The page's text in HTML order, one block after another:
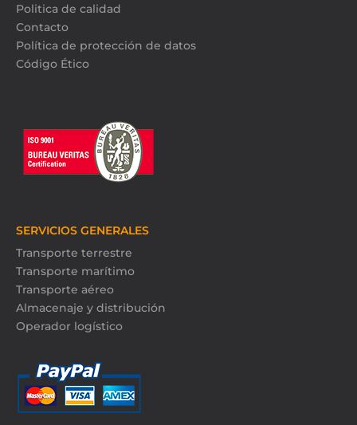
Politica de calidad
Contacto
Política de protección de datos
Código Ético
SERVICIOS GENERALES
Transporte terrestre
Transporte marítimo
Transporte aéreo
Almacenaje y distribución
Operador logístico